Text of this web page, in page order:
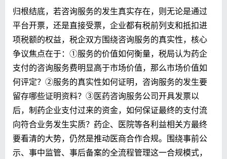
归根结底，若咨询服务的发生真实存在，则无论是通过
平台开票，还是直接受票，企业都有税前列支和抵扣进
项税额的权益，税企双方围绕咨询服务的真实性，核心
争议焦点在于： ①服务的价值如何衡量，税局认为药企
支付的咨询服务费明显高于市场价值，那么市场价值如
何评定？ ②服务的真实性如何证明，咨询服务的发生要
留存哪些证明资料？③医药咨询服务公司开具发票以
后，制药企业支付过来的资金，如何保证最终的支付流
向符合业务发生实质？药企、医院等各利益相关方最终
要看清的大势，仍然是推动医商合作合规。围绕事前公
示、事中监管、事后备案的全流程管理这一合规模式，